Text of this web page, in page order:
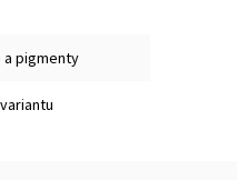
a pigmenty